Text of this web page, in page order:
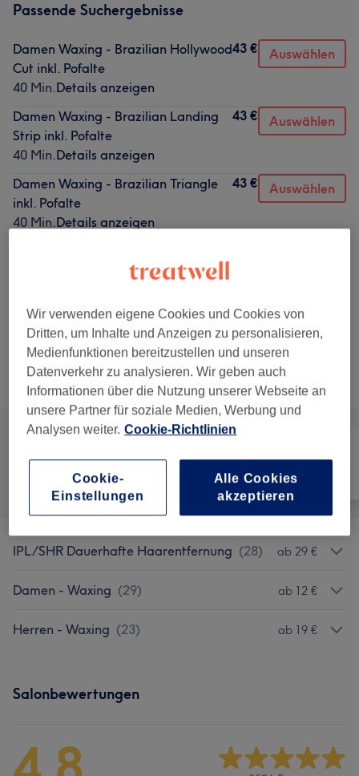
Passende Suchergebnisse
Damen Waxing - Brazilian Hollywood
Cut inkl. Pofalte
40 Min.Details anzeigen
43 € Auswählen
Damen Waxing - Brazilian Landing
Strip inkl. Pofalte
40 Min.Details anzeigen
43 € Auswählen
Damen Waxing - Brazilian Triangle
inkl. Pofalte
40 Min.Details anzeigen
43 € Auswählen
Details anzeigen
20 Min.Details anzeigen
Nicht gefunden wonach du gesucht hast?
Alle Services
Alle Haarentfernung
IPL/SHR Dauerhafte Haarentfernung (28) ab 29 €
Damen - Waxing (29) ab 12 €
Herren - Waxing (23) ab 19 €
Salonbewertungen
Wir verwenden eigene Cookies und Cookies von
Dritten, um Inhalte und Anzeigen zu personalisieren,
Medienfunktionen bereitzustellen und unseren
Datenverkehr zu analysieren. Wir geben auch
Informationen über die Nutzung unserer Webseite an
unsere Partner für soziale Medien, Werbung und
Analysen weiter. Cookie-Richtlinien
Alle Cookies
akzeptieren
Cookie-
Einstellungen